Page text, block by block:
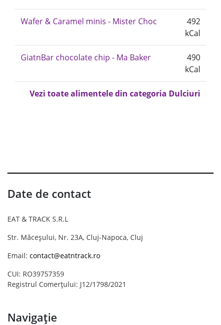
Wafer & Caramel minis - Mister Choc
492
kCal
GiatnBar chocolate chip - Ma Baker
490
kCal
Vezi toate alimentele din categoria Dulciuri
Date de contact
EAT & TRACK S.R.L
Str. Măceșului, Nr. 23A, Cluj-Napoca, Cluj
Email: contact@eatntrack.ro
CUI: RO39757359
Registrul Comerțului: J12/1798/2021
Navigație